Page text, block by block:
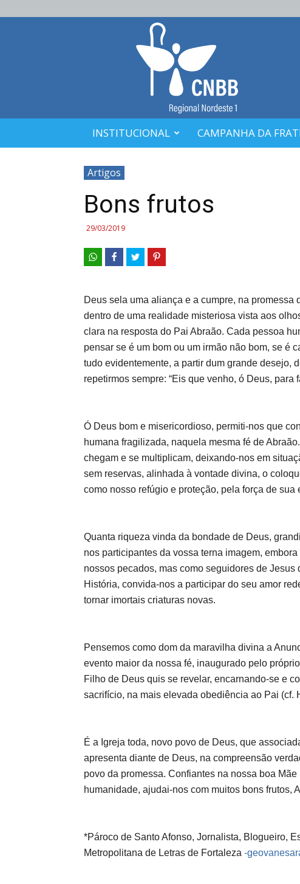
Nordeste
INSTITUCIONAL CAMPANHA DA
Artigos
Bons frutos
29/03/2019
Deus sela uma aliança e a cumpre, na promessa
dentro de uma realidade misteriosa vista aos
clara na resposta do Pai Abraão. Cada pessoa
pensar se é um bom ou um irmão não bom, se é
tudo evidentemente, a partir dum grande desejo,
repetirmos sempre: “Eis que venho, ó Deus, para
Ó Deus bom e misericordioso, permiti-nos que
humana fragilizada, naquela mesma fé de
chegam e se multiplicam, deixando-nos em
sem reservas, alinhada à vontade divina, o
como nosso refúgio e proteção, pela força de sua
Quanta riqueza vinda da bondade de Deus,
nos participantes da vossa terna imagem,
nossos pecados, mas como seguidores de
História, convida-nos a participar do seu amor
tornar imortais criaturas novas.
Pensemos como dom da maravilha divina a
evento maior da nossa fé, inaugurado pelo
Filho de Deus quis se revelar, encarnando-se e
sacrifício, na mais elevada obediência ao Pai (cf.
É a Igreja toda, novo povo de Deus, que
apresenta diante de Deus, na compreensão
povo da promessa. Confiantes na nossa boa
humanidade, ajudai-nos com muitos bons frutos,
*Pároco de Santo Afonso, Jornalista, Blogueiro,
Metropolitana de Letras de Fortaleza -